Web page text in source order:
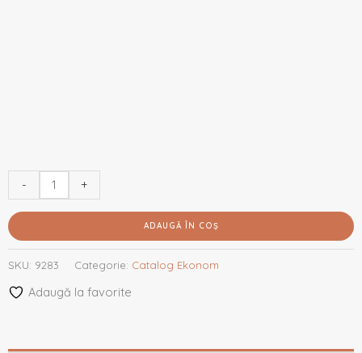
- +
ADAUGĂ ÎN COȘ
SKU: 9283 Categorie: Catalog Ekonom
Adaugă la favorite